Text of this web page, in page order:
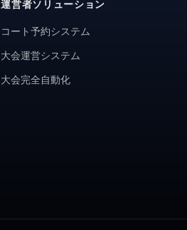
運営者ソリューション
コート予約システム
大会運営システム
大会完全自動化